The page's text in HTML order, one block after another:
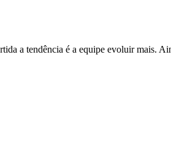
a tendência é a equipe evoluir mais.